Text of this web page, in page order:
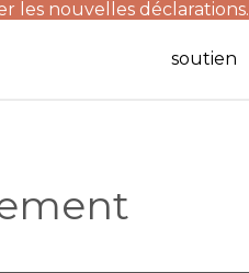
les nouvelles déclarations.
soutien